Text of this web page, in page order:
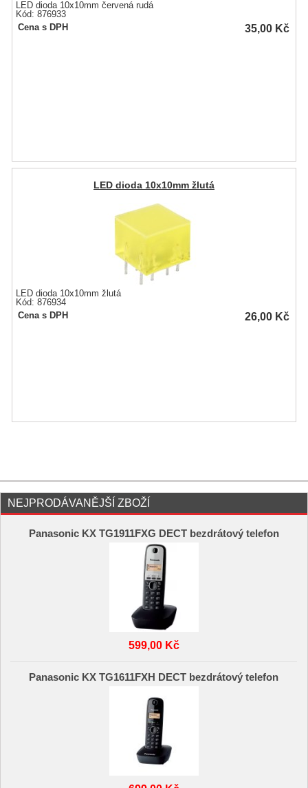
LED dioda 10x10mm červená rudá
Kód: 876933
Cena s DPH
35,00 Kč
LED dioda 10x10mm žlutá
LED dioda 10x10mm žlutá
Kód: 876934
Cena s DPH
26,00 Kč
NEJPRODÁVANĚJŠÍ ZBOŽÍ
Panasonic KX TG1911FXG DECT bezdrátový telefon
599,00 Kč
Panasonic KX TG1611FXH DECT bezdrátový telefon